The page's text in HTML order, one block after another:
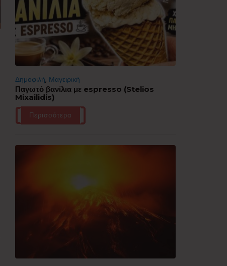
Δημοφιλή, Μαγειρική
Παγωτό βανίλια με espresso (Stelios
Mixailidis)
Περισσότερα